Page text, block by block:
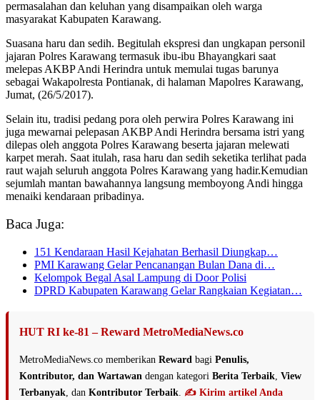
permasalahan dan keluhan yang disampaikan oleh warga
masyarakat Kabupaten Karawang.
Suasana haru dan sedih. Begitulah ekspresi dan ungkapan personil
jajaran Polres Karawang termasuk ibu-ibu Bhayangkari saat
melepas AKBP Andi Herindra untuk memulai tugas barunya
sebagai Wakapolresta Pontianak, di halaman Mapolres Karawang,
Jumat, (26/5/2017).
Selain itu, tradisi pedang pora oleh perwira Polres Karawang ini
juga mewarnai pelepasan AKBP Andi Herindra bersama istri yang
dilepas oleh anggota Polres Karawang beserta jajaran melewati
karpet merah. Saat itulah, rasa haru dan sedih seketika terlihat pada
raut wajah seluruh anggota Polres Karawang yang hadir.Kemudian
sejumlah mantan bawahannya langsung memboyong Andi hingga
menaiki kendaraan pribadinya.
Baca Juga:
151 Kendaraan Hasil Kejahatan Berhasil Diungkap…
PMI Karawang Gelar Pencanangan Bulan Dana di…
Kelompok Begal Asal Lampung di Door Polisi
DPRD Kabupaten Karawang Gelar Rangkaian Kegiatan…
HUT RI ke-81 – Reward MetroMediaNews.co
MetroMediaNews.co memberikan Reward bagi Penulis,
Kontributor, dan Wartawan dengan kategori Berita Terbaik View
Terbanyak , dan Kontributor Terbaik ✍️ Kirim artikel Anda